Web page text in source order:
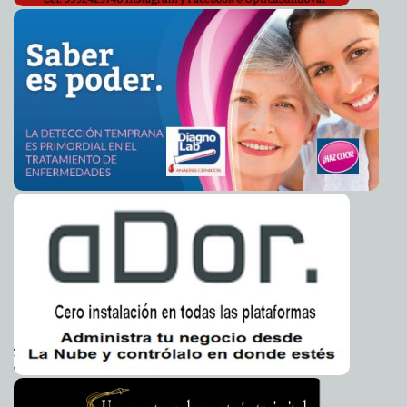
2026-04-26 12:18:24 La niñez meridana es la principal fortaleza de nuestra
ciudad, cuidamos y protegemos su sano desarrollo: Cecilia Patrón.
2026-04-26 12:06:36 Atención oportuna tras accidente en el trenecito del
Parque Zoológico El Centenario A7
2026-04-23 14:18:33 Expone Cecilia Patrón ante comunidad universitaria las
fortalezas de gobernar con participación ciudadana A7
Desaparecen donaciones destinadas a infancias
sobrevivientes de violencia extrema A7
2026-04-23 12:52:43 Invita IMSS Yucatán a Primera Semana Nacional de
Vacunación 2026 del 25 de abril al 2 de mayo
2026-04-23 12:44:59 Ayuntamiento de Mérida refuerza orden y cumplimiento
normativo para mejorar condiciones urbanas de la ciudad
2026-04-22 14:18:44 Celebra Cecilia Patrón a la niñez con más de 30
actividades por toda la ciudad
la Expo “Qué lindo es Yucatán” A7
retroceso en el transporte público de Yucatán A7
2026-04-22 13:46:16 La Bruja de Tepito: El secreto que aterroriza a las
vecindades y que Uriel Reyes reveló en Relatos de la Noche.
2026-04-20 20:24:41 Histórica participación en Diseña tu Ciudad; Decidir en
comunidad es mejor: Cecilia Patrón A7
2026-04-18 14:24:00 Mérida es ejemplo de participación ciudadana porque